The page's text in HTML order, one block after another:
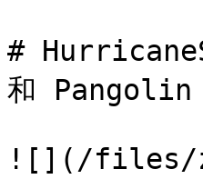
#
和 Pangolin
![](/files/